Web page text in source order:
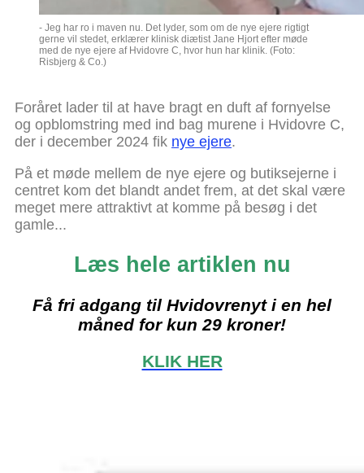
- Jeg har ro i maven nu. Det lyder, som om de nye ejere rigtigt
gerne vil stedet, erklærer klinisk diætist Jane Hjort efter møde
med de nye ejere af Hvidovre C, hvor hun har klinik. (Foto:
Risbjerg & Co.)
Foråret lader til at have bragt en duft af fornyelse
og opblomstring med ind bag murene i Hvidovre C,
der i december 2024 fik nye ejere.
På et møde mellem de nye ejere og butiksejerne i
centret kom det blandt andet frem, at det skal være
meget mere attraktivt at komme på besøg i det
gamle...
Læs hele artiklen nu
Få fri adgang til Hvidovrenyt i en hel
måned for kun 29 kroner!
KLIK HER